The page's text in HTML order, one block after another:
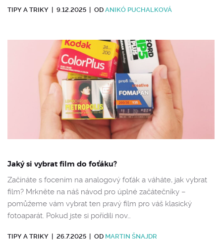
TIPY A TRIKY 9.12.2025 OD ANIKÓ PUCHALKOVÁ
Jaký si vybrat film do foťáku?
Začínáte s focením na analogový foťák a váháte, jak vybrat
film? Mrkněte na náš návod pro úplné začátečníky –
pomůžeme vám vybrat ten pravý film pro váš klasický
fotoaparát. Pokud jste si pořídili nov…
TIPY A TRIKY 26.7.2025 OD MARTIN ŠNAJDR